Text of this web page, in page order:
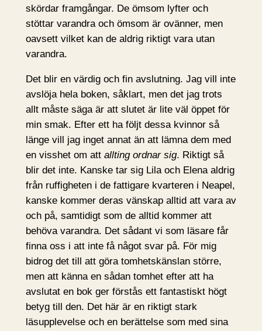
skördar framgångar. De ömsom lyfter och
stöttar varandra och ömsom är ovänner, men
oavsett vilket kan de aldrig riktigt vara utan
varandra.
Det blir en värdig och fin avslutning. Jag vill inte
avslöja hela boken, såklart, men det jag trots
allt måste säga är att slutet är lite väl öppet för
min smak. Efter ett ha följt dessa kvinnor så
länge vill jag inget annat än att lämna dem med
en visshet om att allting ordnar sig. Riktigt så
blir det inte. Kanske tar sig Lila och Elena aldrig
från ruffigheten i de fattigare kvarteren i Neapel,
kanske kommer deras vänskap alltid att vara av
och på, samtidigt som de alltid kommer att
behöva varandra. Det sådant vi som läsare får
finna oss i att inte få något svar på. För mig
bidrog det till att göra tomhetskänslan större,
men att känna en sådan tomhet efter att ha
avslutat en bok ger förstås ett fantastiskt högt
betyg till den. Det här är en riktigt stark
läsupplevelse och en berättelse som med sina